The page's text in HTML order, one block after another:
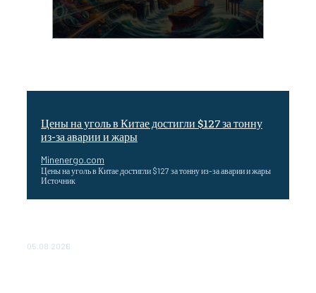
Цены на уголь в Китае достигли $127 за тонну
из-за аварии и жары
Minenergo.com
Цены на уголь в Китае достигли $127 за тонну из-за аварии и жары
Источник
05.08.2026